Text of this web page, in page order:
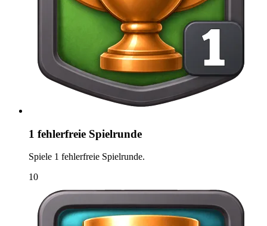
1 fehlerfreie Spielrunde
Spiele 1 fehlerfreie Spielrunde.
10